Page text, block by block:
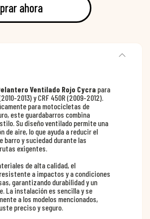
ahora
Ventilado Rojo Cycra para
2013) y CRF 450R (2009-2012).
para motocicletas de
este guardabarros combina
Su diseño ventilado permite una
de aire, lo que ayuda a reducir el
barro y suciedad durante las
exigentes.
de alta calidad, el
a impactos y a condiciones
garantizando durabilidad y un
La instalación es sencilla y se
a los modelos mencionados,
preciso y seguro.